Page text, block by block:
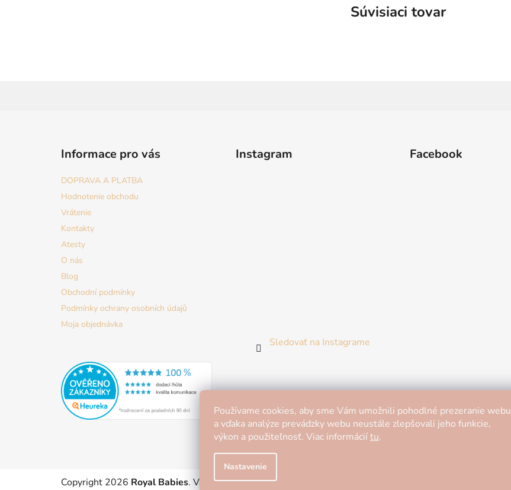
Používame cookies, aby sme Vám umožnili pohodlné prezeranie webu
a vďaka analýze prevádzky webu neustále zlepšovali jeho funkcie,
výkon a použiteľnosť. Viac informáciítu.
Nastavenie
Súvisiaci tovar
Informace pro vás
DOPRAVA A PLATBA
Hodnotenie obchodu
Vrátenie
Kontakty
Atesty
O nás
Blog
Obchodní podmínky
Podmínky ochrany osobních údajů
Moja objednávka
Instagram
Sledovať na Instagrame
Facebook
Copyright 2026 Royal Babies. Všetky práva vyhradené.